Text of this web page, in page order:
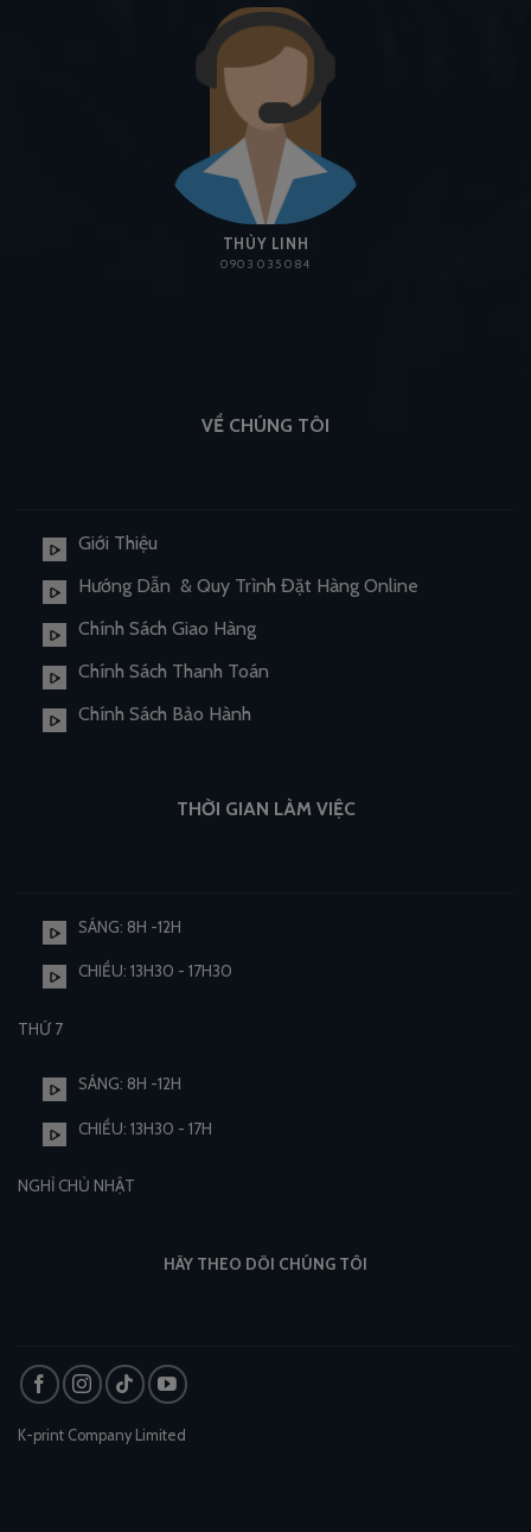
THÙY LINH
0903 035 084
VỀ CHÚNG TÔI
Giới Thiệu
Hướng Dẫn & Quy Trình Đặt Hàng Online
Chính Sách Giao Hàng
Chính Sách Thanh Toán
Chính Sách Bảo Hành
THỜI GIAN LÀM VIỆC
SÁNG: 8H -12H
CHIỀU: 13H30 - 17H30
THỨ 7
SÁNG: 8H -12H
CHIỀU: 13H30 - 17H
NGHỈ CHỦ NHẬT
HÃY THEO DÕI CHÚNG TÔI
K-print Company Limited